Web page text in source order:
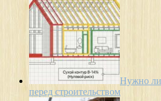
Нужно ли
перед строительством